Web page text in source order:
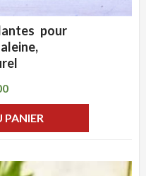
pour
PANIER